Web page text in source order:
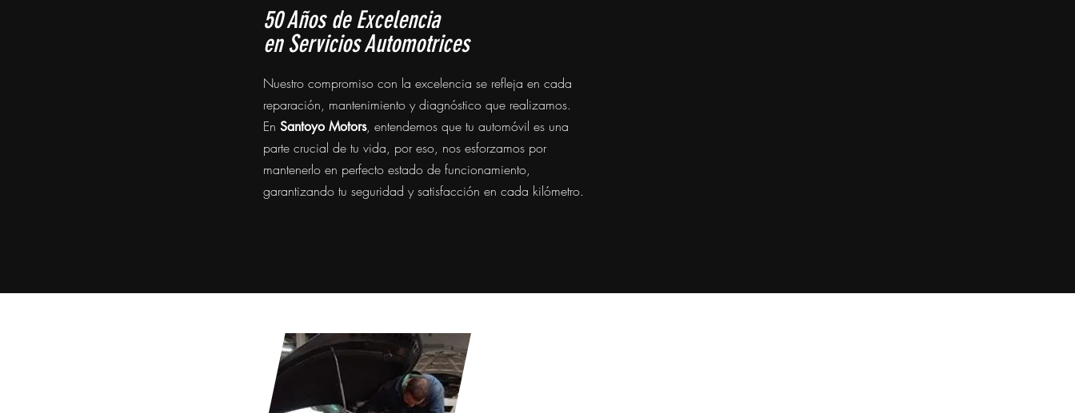
50 Años de Excelencia
en Servicios Automotrices
Nuestro compromiso con la excelencia se refleja en cada
reparación, mantenimiento y diagnóstico que realizamos.
En Santoyo Motors, entendemos que tu automóvil es una
parte crucial de tu vida, por eso, nos esforzamos por
mantenerlo en perfecto estado de funcionamiento,
garantizando tu seguridad y satisfacción en cada kilómetro.